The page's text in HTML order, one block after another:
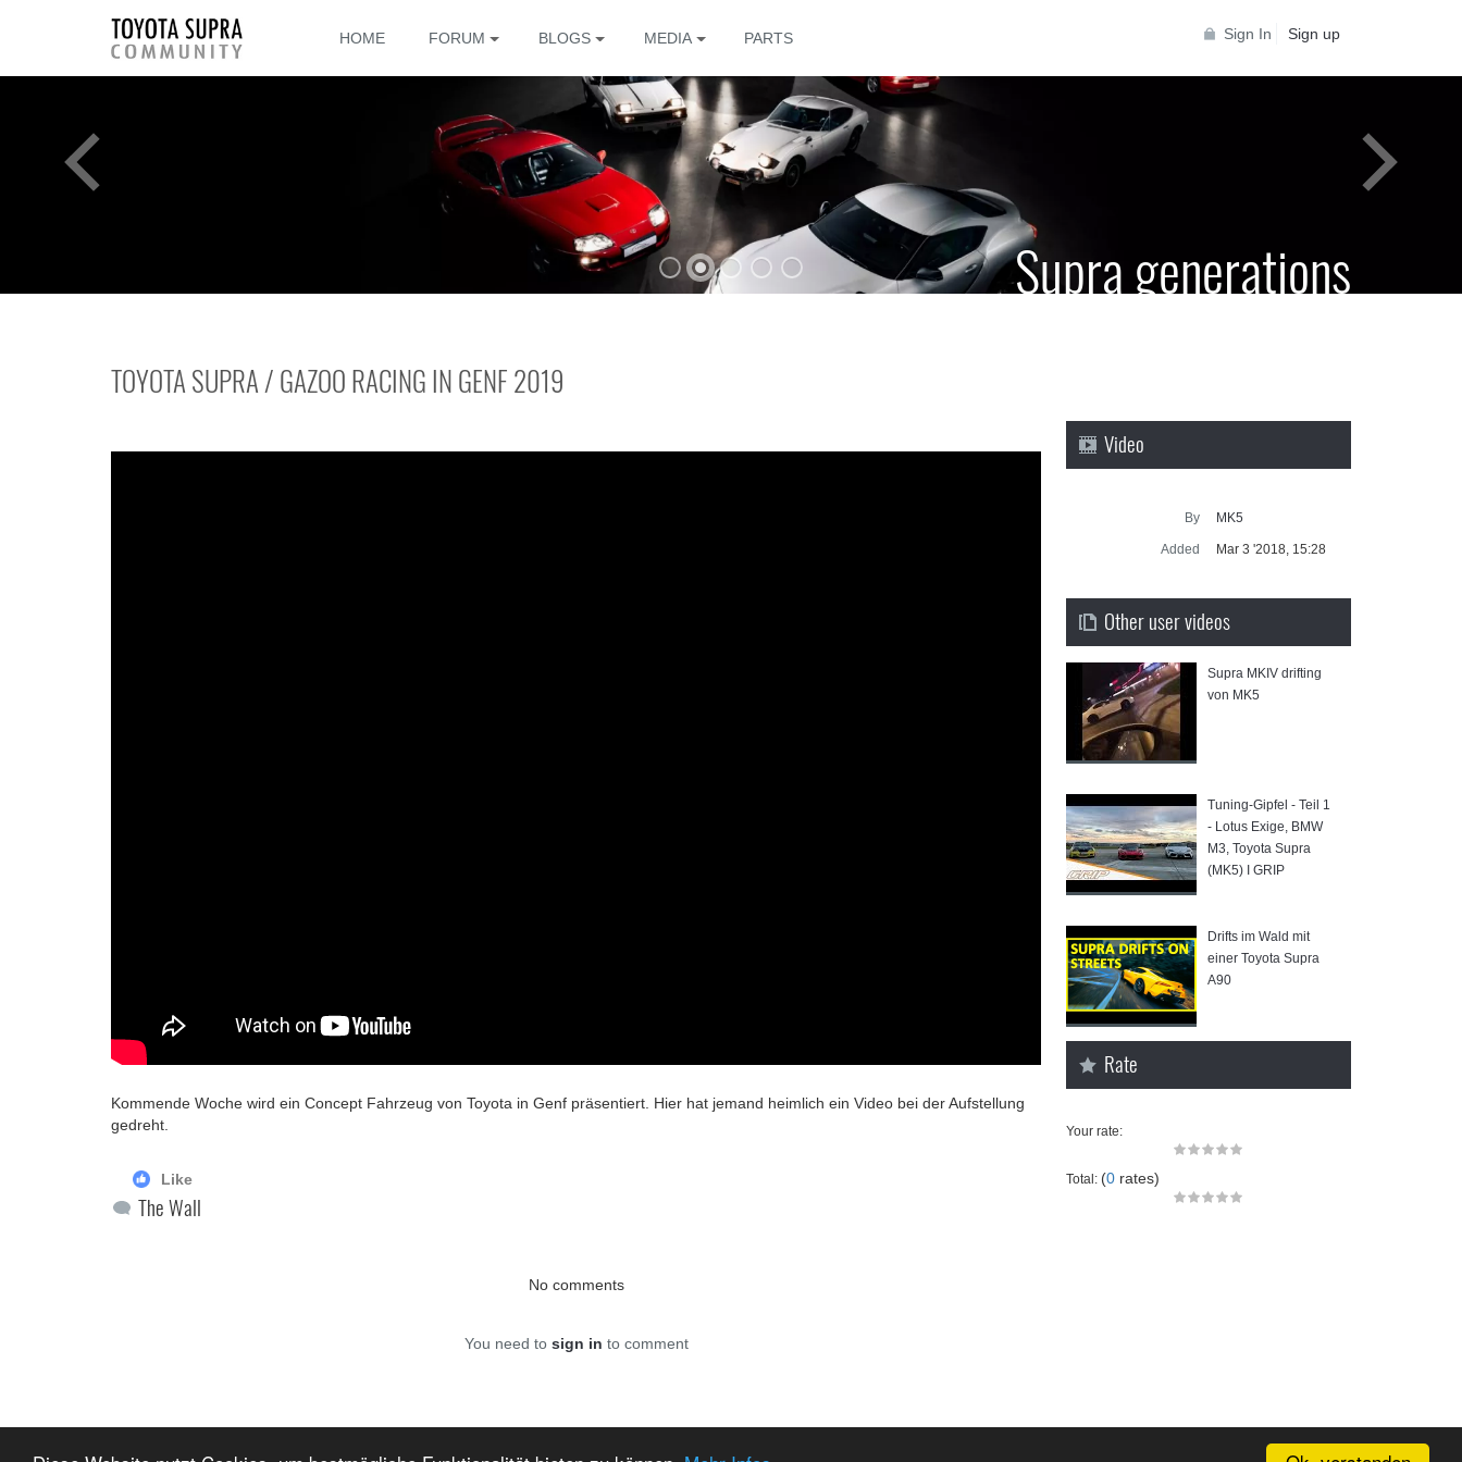
Sign In Sign up
HOME FORUM BLOGS MEDIA PARTS
Supra
e
Supra generations
TOYOTA SUPRA / GAZOO RACING IN GENF 2019
Kommende Woche wird ein Concept Fahrzeug von Toyota in Genf präsentiert. Hier hat jemand heimlich ein Video bei der Aufstellung
gedreht.
Like
The Wall
No comments
You need to sign in to comment
Video
By MK5
Added Mar 3 '2018, 15:28
Other user videos
Supra MKIV drifting
von MK5
Tuning-Gipfel - Teil 1
- Lotus Exige, BMW
M3, Toyota Supra
(MK5) I GRIP
Drifts im Wald mit
einer Toyota Supra
A90
Rate
Your rate:
Total: (0rates)